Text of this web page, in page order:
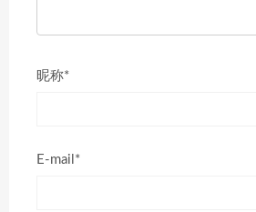
昵称*
E-mail*